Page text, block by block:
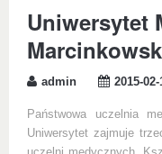
Uniwersytet
admin 2015-02-
Państwowa uczelnia
Uniwersytet zajmuje